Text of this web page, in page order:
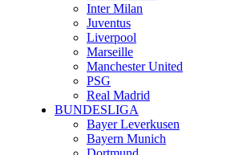
Inter Milan
Juventus
Liverpool
Marseille
Manchester United
PSG
Real Madrid
BUNDESLIGA
Bayer Leverkusen
Bayern Munich